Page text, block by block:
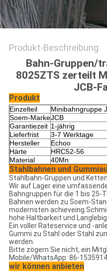
Produkt-Beschreibung
Bahn-Gruppen/
8025ZTS zerteilt
JCB-
Produkt
Einzelteil
Minibahngruppe
Soem-MarkeJCB
Garantiezeit 1-jährig
Lieferfrist
3-7 Werktage
Hersteller
Echoo
Härte
HRC52-56
Material
40Mn
Stahlbahnen und
Stahlbahn-Gruppen und
Wir auf Lager eine
Bahngruppen für die 1 bis 25-
Bahnen werden zu Soem-
modernsten achieveing
hohe Haltbarkeit und
Ein voller Rateservice und -
Gummi zu Stahl oder Stahl
werden.
Bitte zögern Sie nicht, ein
Mobile/WhatsApp: 86-
wir können anbieten